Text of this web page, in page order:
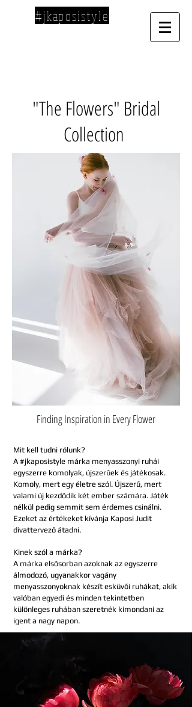
#jkaposistyle
"The Flowers" Bridal
Collection
Finding Inspiration in Every Flower
Mit kell tudni rólunk?
A #jkaposistyle márka menyasszonyi ruhái
egyszerre komolyak, újszerűek és játékosak.
Komoly, mert egy életre szól. Újszerű, mert
valami új kezdődik két ember számára. Játék
nélkül pedig semmit sem érdemes csinálni.
Ezeket az értékeket kívánja Kaposi Judit
divattervező átadni.
Kinek szól a márka?
A márka elsősorban azoknak az egyszerre
álmodozó, ugyanakkor vagány
menyasszonyoknak készít esküvői ruhákat, akik
valóban egyedi és minden tekintetben
különleges ruhában szeretnék kimondani az
igent a nagy napon.